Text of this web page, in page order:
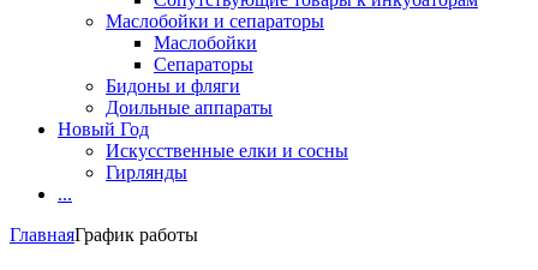
Маслобойки и сепараторы
Маслобойки
Сепараторы
Бидоны и фляги
Доильные аппараты
Новый Год
Искусственные елки и сосны
Гирлянды
...
ГлавнаяГрафик работы